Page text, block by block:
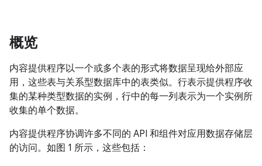
概览
内容提供程序以一个或多个表的形式将数据呈现给外部应
用，这些表与关系型数据库中的表类似。行表示提供程序收
集的某种类型数据的实例，行中的每一列表示为一个实例所
收集的单个数据。
内容提供程序协调许多不同的 API 和组件对应用数据存储层
的访问。如图 1 所示，这些包括：